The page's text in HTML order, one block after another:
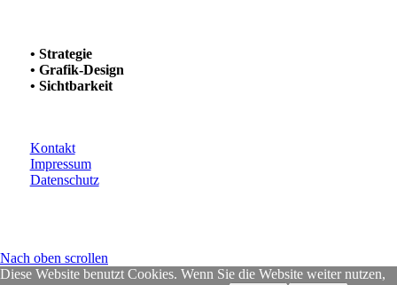
• Strategie
• Grafik-Design
• Sichtbarkeit
Kontakt
Impressum
Datenschutz
Nach oben scrollen
Diese Website benutzt Cookies. Wenn Sie die Website weiter nutzen,